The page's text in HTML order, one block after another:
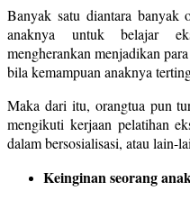
Banyak satu diantara banyak
anaknya untuk belajar
mengherankan menjadikan
bila kemampuan anaknya
Maka dari itu, orangtua pun
mengikuti kerjaan pelatihan
dalam bersosialisasi, atau lain-
Keinginan seorang